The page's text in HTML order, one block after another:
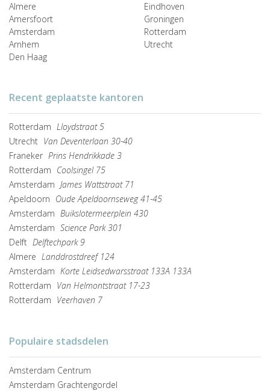
Almere
Amersfoort
Amsterdam
Arnhem
Den Haag
Eindhoven
Groningen
Rotterdam
Utrecht
Recent geplaatste kantoren
Rotterdam Lloydstraat 5
Utrecht Van Deventerlaan 30-40
Franeker Prins Hendrikkade 3
Rotterdam Coolsingel 75
Amsterdam James Wattstraat 71
Apeldoorn Oude Apeldoornseweg 41-45
Amsterdam Buikslotermeerplein 430
Amsterdam Science Park 301
Delft Delftechpark 9
Almere Landdrostdreef 124
Amsterdam Korte Leidsedwarsstraat 133A 133A
Rotterdam Van Helmontstraat 17-23
Rotterdam Veerhaven 7
Populaire stadsdelen
Amsterdam Centrum
Amsterdam Grachtengordel